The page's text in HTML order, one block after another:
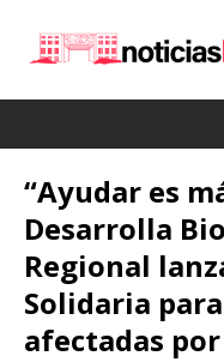
“Ayudar es
Desarrolla
Regional
Solidaria
afectadas